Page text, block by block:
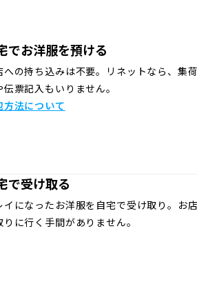
でお洋服を預ける
への持ち込みは不要。リネットなら、集
伝票記入もいりません。
方法について
で受け取る
イになったお洋服を自宅で受け取り。お
りに行く手間がありません。